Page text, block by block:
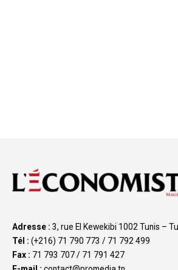
Adresse : 3, rue El Kewekibi 1002 Tunis –
Tél : (+216) 71 790 773 / 71 792 499
Fax : 71 793 707 / 71 791 427